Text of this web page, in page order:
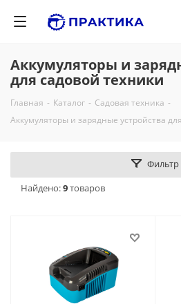
Аккумуляторы и
для садовой техники
Главная - Каталог - Садовая техника -
Аккумуляторы и зарядные устройства
Фильтр
Найдено:9товаров